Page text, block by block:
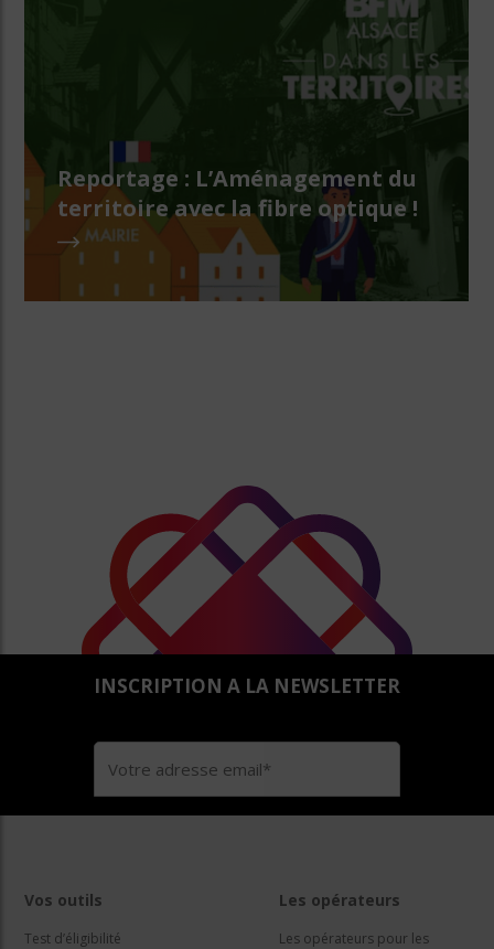
Reportage : L’Aménagement du
territoire avec la fibre optique !
INSCRIPTION A LA NEWSLETTER
Vos outils
Test d’éligibilité
Les opérateurs
Les opérateurs pour les